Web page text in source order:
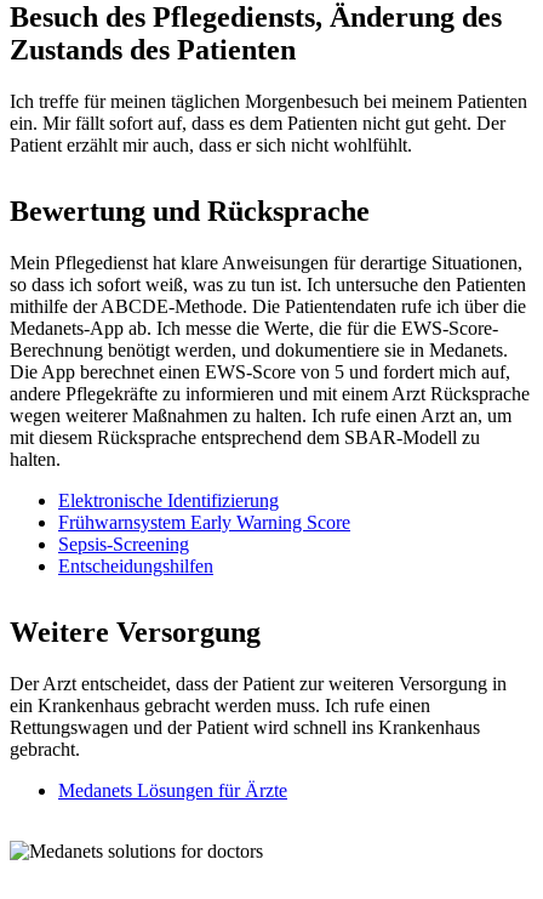
Besuch des Pflegediensts, Änderung des
Zustands des Patienten
Ich treffe für meinen täglichen Morgenbesuch bei meinem Patienten
ein. Mir fällt sofort auf, dass es dem Patienten nicht gut geht. Der
Patient erzählt mir auch, dass er sich nicht wohlfühlt.
Bewertung und Rücksprache
Mein Pflegedienst hat klare Anweisungen für derartige Situationen,
so dass ich sofort weiß, was zu tun ist. Ich untersuche den Patienten
mithilfe der ABCDE-Methode. Die Patientendaten rufe ich über die
Medanets-App ab. Ich messe die Werte, die für die EWS-Score-
Berechnung benötigt werden, und dokumentiere sie in Medanets.
Die App berechnet einen EWS-Score von 5 und fordert mich auf,
andere Pflegekräfte zu informieren und mit einem Arzt Rücksprache
wegen weiterer Maßnahmen zu halten. Ich rufe einen Arzt an, um
mit diesem Rücksprache entsprechend dem SBAR-Modell zu
halten.
Elektronische Identifizierung
Frühwarnsystem Early Warning Score
Sepsis-Screening
Entscheidungshilfen
Weitere Versorgung
Der Arzt entscheidet, dass der Patient zur weiteren Versorgung in
ein Krankenhaus gebracht werden muss. Ich rufe einen
Rettungswagen und der Patient wird schnell ins Krankenhaus
gebracht.
Medanets Lösungen für Ärzte